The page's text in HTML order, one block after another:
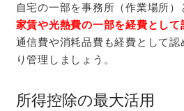
自宅の一部を事務所（作業場所）
家賃や光熱費の一部を経費として
通信費や消耗品費も経費として
り管理しましょう。
所得控除の最大活用